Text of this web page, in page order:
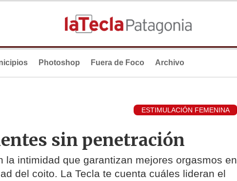
Photoshop Fuera de Foco Archivo
ESTIMULACIÓN FEMENINA
sin penetración
la intimidad que garantizan mejores orgasmos en
del coito. La Tecla te cuenta cuáles lideran el